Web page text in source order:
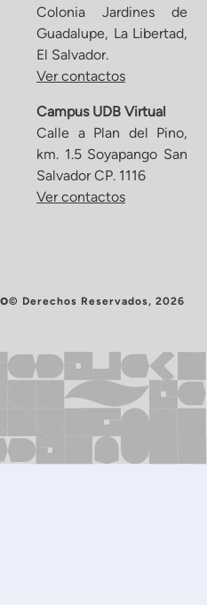
Colonia Jardines de
Guadalupe, La Libertad,
El Salvador.
Ver contactos
Campus UDB Virtual
Calle a Plan del Pino,
km. 1.5 Soyapango San
Salvador CP. 1116
Ver contactos
© Derechos Reservados, 2026